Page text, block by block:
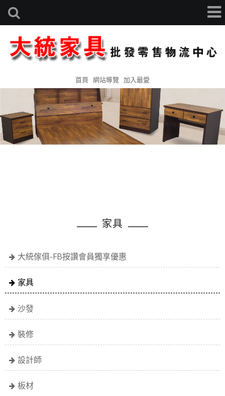
首頁 網站導覽 加入最愛
家具
大統傢俱-FB按讚會員獨享優惠
家具
沙發
裝修
設計師
板材